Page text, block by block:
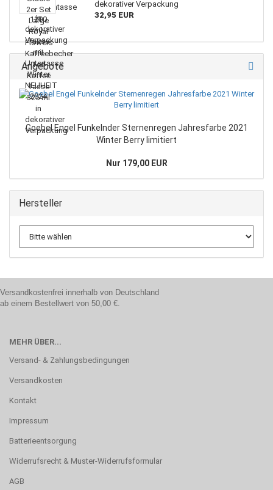
dekorativer Verpackung
32,95 EUR
Angebote
Goebel Engel Funkelnder Sternenregen Jahresfarbe 2021
Winter Berry limitiert
Nur 179,00 EUR
Hersteller
Versandkostenfrei innerhalb von Deutschland
ab einem Bestellwert von 50,00 €.
MEHR ÜBER...
Versand- & Zahlungsbedingungen
Versandkosten
Kontakt
Impressum
Batterieentsorgung
Widerrufsrecht & Muster-Widerrufsformular
AGB